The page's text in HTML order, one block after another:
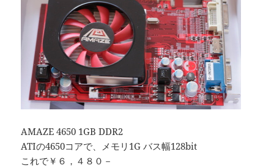
AMAZE 4650 1GB DDR2
ATIの4650コアで、メモリ1G バス幅128bit
これで￥６，４８０－